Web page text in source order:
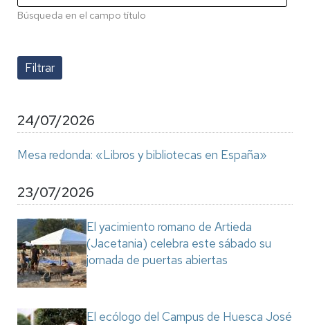
Búsqueda en el campo título
24/07/2026
Mesa redonda: «Libros y bibliotecas en España»
23/07/2026
El yacimiento romano de Artieda
(Jacetania) celebra este sábado su
jornada de puertas abiertas
El ecólogo del Campus de Huesca José